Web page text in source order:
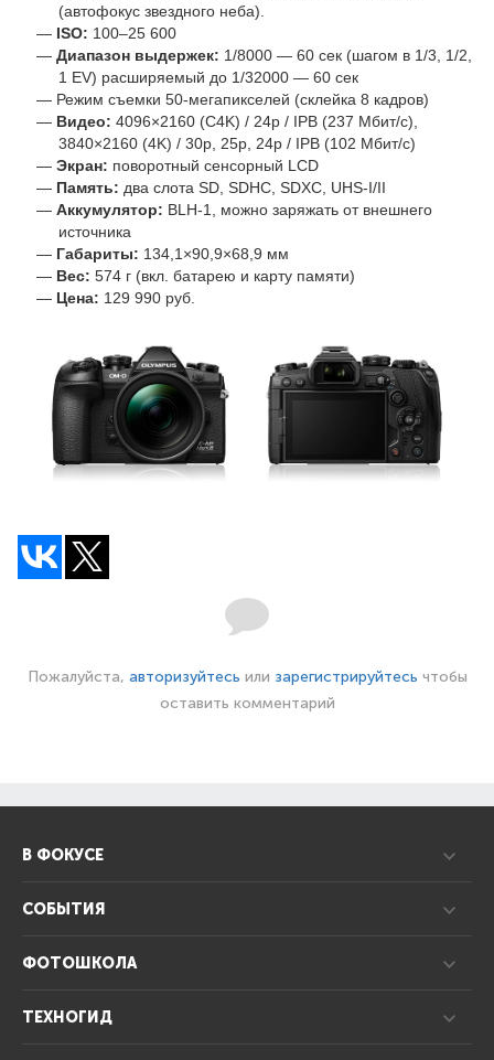
(автофокус звездного неба).
ISO: 100–25 600
Диапазон выдержек: 1/8000 — 60 сек (шагом в 1/3, 1/2,
1 EV) расширяемый до 1/32000 — 60 сек
Режим съемки 50-мегапикселей (склейка 8 кадров)
Видео: 4096×2160 (C4K) / 24p / IPB (237 Мбит/с),
3840×2160 (4K) / 30p, 25p, 24p / IPB (102 Мбит/с)
Экран: поворотный сенсорный LCD
Память: два слота SD, SDHC, SDXC, UHS-I/II
Аккумулятор: BLH‑1, можно заряжать от внешнего
источника
Габариты: 134,1×90,9×68,9 мм
Вес: 574 г (вкл. батарею и карту памяти)
Цена: 129 990 руб.
Пожалуйста, авторизуйтесь или зарегистрируйтесь чтобы
оставить комментарий
В ФОКУСЕ
СОБЫТИЯ
ФОТОШКОЛА
ТЕХНОГИД